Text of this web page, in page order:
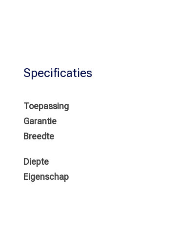
Specificaties
Toepassing
Garantie
Breedte
Diepte
Eigenschap